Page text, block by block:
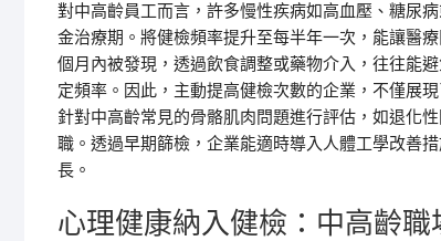
對中高齡員工而言，許多慢性疾病如高血壓、糖尿
金治療期。將健檢頻率提升至每半年一次，能讓醫
個月內被發現，透過飲食調整或藥物介入，往往能
定頻率。因此，主動提高健檢次數的企業，不僅展
針對中高齡常見的骨骼肌肉問題進行評估，如退化
職。透過早期篩檢，企業能適時導入人體工學改善
長。
心理健康納入健檢：中高齡